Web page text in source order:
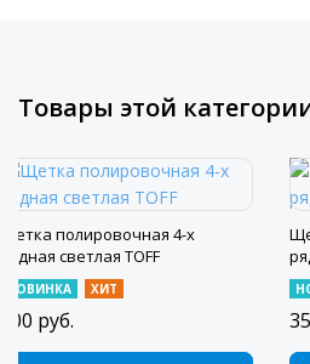
Товары этой
Щетка полировочная 4-х
рядная светлая TOFF
НОВИНКА ХИТ
400 руб.